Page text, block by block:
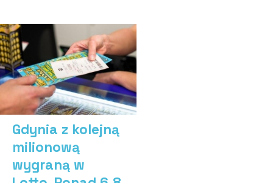
Gdynia z kolejną
milionową
wygraną w